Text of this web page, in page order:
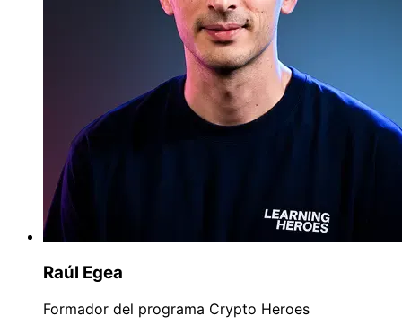
Raúl Egea
Formador del programa Crypto Heroes